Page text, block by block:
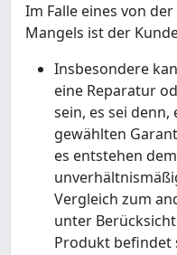
Im Falle eines von
Mangels ist der
Insbesondere
eine Reparatur
sein, es sei
gewählten
es entstehen
Vergleich zum
unter
Produkt befindet